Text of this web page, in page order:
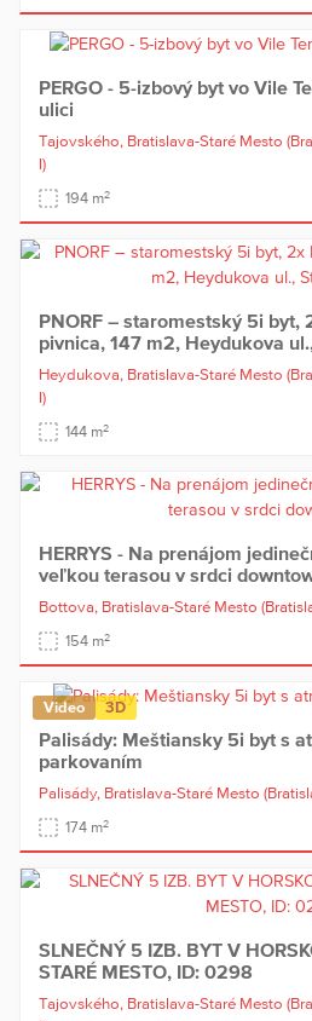
PERGO - 5-izbový byt vo Vile
ulici
Tajovského, Bratislava-Staré Mesto
I)
194 m2
PNORF – staromestský 5i byt,
pivnica, 147 m2, Heydukova
Heydukova, Bratislava-Staré Mesto
I)
144 m2
HERRYS - Na prenájom
veľkou terasou v srdci
Bottova, Bratislava-Staré Mesto
154 m2
Video 3D
Palisády: Meštiansky 5i byt s
parkovaním
Palisády, Bratislava-Staré Mesto
174 m2
SLNEČNÝ 5 IZB. BYT V
STARÉ MESTO, ID: 0298
Tajovského, Bratislava-Staré Mesto